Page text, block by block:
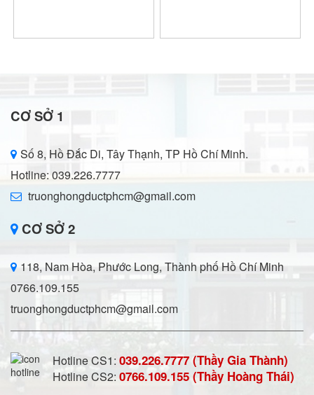
CƠ SỞ 1
Số 8, Hồ Đắc Di, Tây Thạnh, TP Hồ Chí Minh.
Hotline: 039.226.7777
truonghongductphcm@gmail.com
CƠ SỞ 2
118, Nam Hòa, Phước Long, Thành phố Hồ Chí Minh
0766.109.155
truonghongductphcm@gmail.com
Hotline CS1: 039.226.7777 (Thầy Gia Thành)
Hotline CS2: 0766.109.155 (Thầy Hoàng Thái)